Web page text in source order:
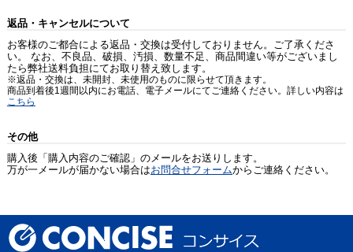
返品・キャンセルについて
お客様のご都合による返品・交換は受付しておりません。ご了承くださ
い。 なお、不良品、破損、汚損、数量不足、商品間違い等がございまし
たら弊社送料負担にてお取り替え致します。
※返品・交換は、未開封、未使用のものに限らせて頂きます。
商品到着後1週間以内にお電話、電子メールにてご連絡ください。詳しい内容は
こちら
その他
購入後「購入内容のご確認」のメールをお送りします。
万が一メールが届かない場合はお問合せフォームからご連絡ください。